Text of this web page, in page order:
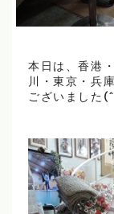
本日は、香港
川・東京・兵
ございました